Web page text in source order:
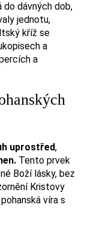
do dávných dob,
jednotu,
kříž se
a
a
uprostřed,
Tento prvek
Boží lásky, bez
Kristovy
víra s